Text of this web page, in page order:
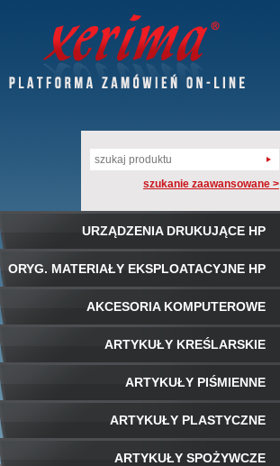
szukanie zaawansowane >
URZĄDZENIA DRUKUJĄCE HP
ORYG. MATERIAŁY EKSPLOATACYJNE HP
AKCESORIA KOMPUTEROWE
ARTYKUŁY KREŚLARSKIE
ARTYKUŁY PIŚMIENNE
ARTYKUŁY PLASTYCZNE
ARTYKUŁY SPOŻYWCZE